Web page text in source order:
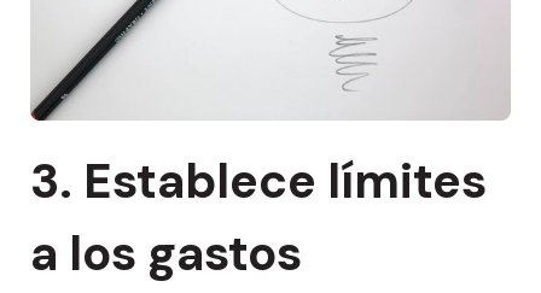
3. Establece límites
a los gastos